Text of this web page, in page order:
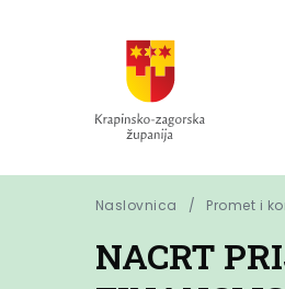
Naslovnica Promet i
NACRT